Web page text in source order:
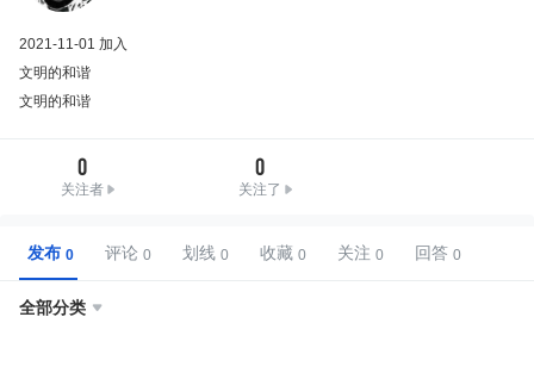
2021-11-01 加入
文明的和谐
文明的和谐
0
关注者
0
关注了
发布 评论 划线 收藏 关注 回答
全部分类 